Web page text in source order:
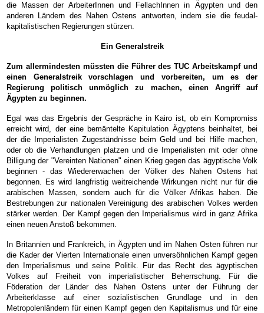
die Massen der ArbeiterInnen und FellachInnen in Ägypten und den
anderen Ländern des Nahen Ostens antworten, indem sie die feudal-
kapitalistischen Regierungen stürzen.
Ein Generalstreik
Zum allermindesten müssten die Führer des TUC Arbeitskampf und
einen Generalstreik vorschlagen und vorbereiten, um es der
Regierung politisch unmöglich zu machen, einen Angriff auf
Ägypten zu beginnen.
Egal was das Ergebnis der Gespräche in Kairo ist, ob ein Kompromiss
erreicht wird, der eine bemäntelte Kapitulation Ägyptens beinhaltet, bei
der die Imperialisten Zugeständnisse beim Geld und bei Hilfe machen,
oder ob die Verhandlungen platzen und die Imperialisten mit oder ohne
Billigung der "Vereinten Nationen" einen Krieg gegen das ägyptische Volk
beginnen - das Wiedererwachen der Völker des Nahen Ostens hat
begonnen. Es wird langfristig weitreichende Wirkungen nicht nur für die
arabischen Massen, sondern auch für die Völker Afrikas haben. Die
Bestrebungen zur nationalen Vereinigung des arabischen Volkes werden
stärker werden. Der Kampf gegen den Imperialismus wird in ganz Afrika
einen neuen Anstoß bekommen.
In Britannien und Frankreich, in Ägypten und im Nahen Osten führen nur
die Kader der Vierten Internationale einen unversöhnlichen Kampf gegen
den Imperialismus und seine Politik. Für das Recht des ägyptischen
Volkes auf Freiheit von imperialistischer Beherrschung. Für die
Föderation der Länder des Nahen Ostens unter der Führung der
Arbeiterklasse auf einer sozialistischen Grundlage und in den
Metropolenländern für einen Kampf gegen den Kapitalismus und für eine